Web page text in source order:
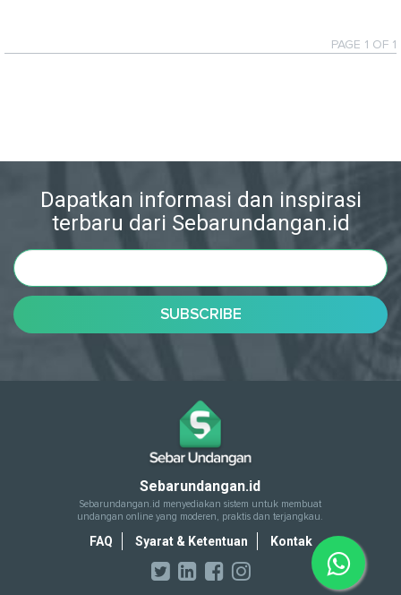
PAGE 1 OF 1
Dapatkan informasi dan inspirasi
terbaru dari Sebarundangan.id
Sebarundangan.id
Sebarundangan.id menyediakan sistem untuk membuat
undangan online yang moderen, praktis dan terjangkau.
FAQ Syarat & Ketentuan Kontak